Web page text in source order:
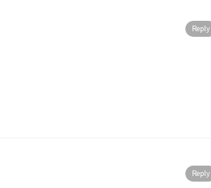
Reply
Reply